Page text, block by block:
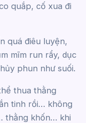
quắp, cố xua đi
quá điêu luyện,
mĩm run rẩy, dục
phun như suối.
thua thằng
tinh rồi… không
thằng khốn… khi